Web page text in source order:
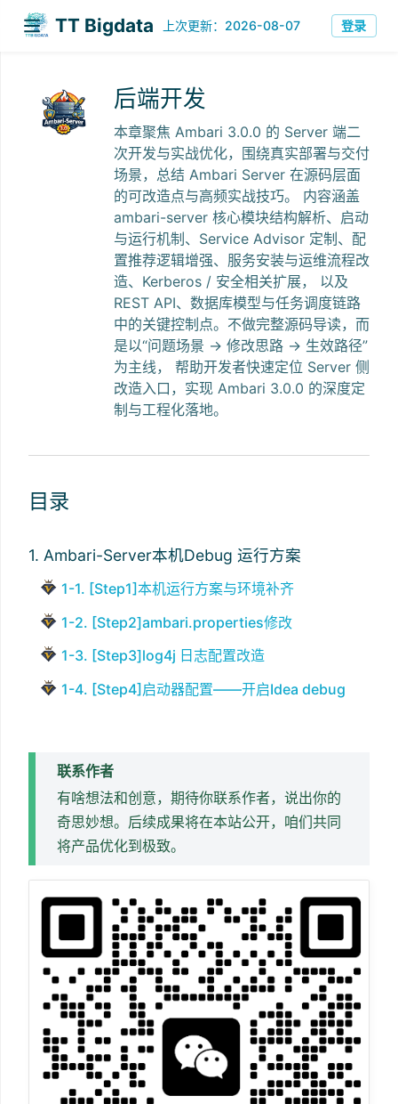
TT Bigdata 上次更新：2026-08-07 登录
后端开发
本章聚焦 Ambari 3.0.0 的 Server 端二
次开发与实战优化，围绕真实部署与交付
场景，总结 Ambari Server 在源码层面
的可改造点与高频实战技巧。 内容涵盖
ambari-server 核心模块结构解析、启动
与运行机制、Service Advisor 定制、配
置推荐逻辑增强、服务安装与运维流程改
造、Kerberos / 安全相关扩展， 以及
REST API、数据库模型与任务调度链路
中的关键控制点。不做完整源码导读，而
是以“问题场景 → 修改思路 → 生效路径”
为主线， 帮助开发者快速定位 Server 侧
改造入口，实现 Ambari 3.0.0 的深度定
制与工程化落地。
目录
1. Ambari-Server本机Debug 运行方案
1-1. [Step1]本机运行方案与环境补齐
1-2. [Step2]ambari.properties修改
1-3. [Step3]log4j 日志配置改造
1-4. [Step4]启动器配置——开启Idea debug
联系作者
有啥想法和创意，期待你联系作者，说出你的
奇思妙想。后续成果将在本站公开，咱们共同
将产品优化到极致。